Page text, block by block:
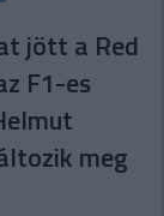
jött a Red
F1-es
meg